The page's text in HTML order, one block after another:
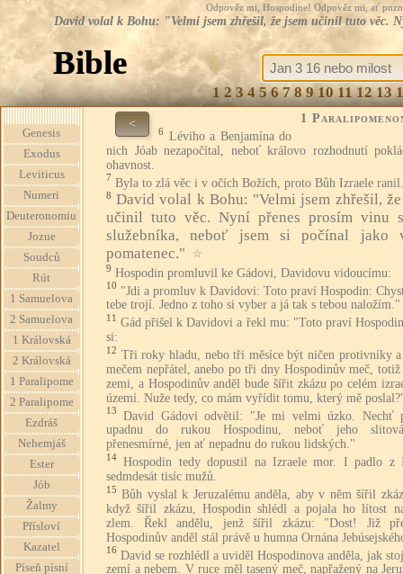
Odpověz mi, Hospodine! Odpověz mi, ať
David volal k Bohu: "Velmi jsem zhřešil, že jsem učinil tuto věc.
Bible
1 2 3 4 5 6 7 8 9 10 11 12 13
Genesis
Exodus
Leviticus
Numeri
Deuteronomiu
Jozue
Soudců
Rút
1 Samuelova
2 Samuelova
1 Královská
2 Královská
1 Paralipome
2 Paralipome
Ezdráš
Nehemjáš
Ester
Jób
Žalmy
Přísloví
Kazatel
Píseň písní
< 1
6 Léviho a Benjamína do
nich Jóab nezapočítal, neboť královo rozhodnutí
ohavnost.
7 Byla to zlá věc i v očích Božích, proto Bůh Izraele ranil.
8 David volal k Bohu: "Velmi jsem zhřešil, že
učinil tuto věc. Nyní přenes prosím vinu
služebníka, neboť jsem si počínal jako
pomatenec."
☆
9 Hospodin promluvil ke Gádovi, Davidovu vidoucímu:
10 "Jdi a promluv k Davidovi: Toto praví Hospodin:
tebe trojí. Jedno z toho si vyber a já tak s tebou naložím."
11 Gád přišel k Davidovi a řekl mu: "Toto praví
si:
12 Tři roky hladu, nebo tři měsíce být ničen protivníky a
mečem nepřátel, anebo po tři dny Hospodinův meč,
zemi, a Hospodinův anděl bude šířit zkázu po celém
území. Nuže tedy, co mám vyřídit tomu, který mě
13
David Gádovi odvětil: "Je mi velmi úzko. Nechť
upadnu do rukou Hospodinu, neboť jeho
přenesmírné, jen ať nepadnu do rukou lidských."
14
Hospodin tedy dopustil na Izraele mor. I padlo z
sedmdesát tisíc mužů.
15 Bůh vyslal k Jeruzalému anděla, aby v něm šířil
když šířil zkázu, Hospodin shlédl a pojala ho lítost
zlem. Řekl andělu, jenž šířil zkázu: "Dost! Již
Hospodinův anděl stál právě u humna Ornána
16 David se rozhlédl a uviděl Hospodinova anděla, jak
zemí a nebem. V ruce měl tasený meč, napřažený na